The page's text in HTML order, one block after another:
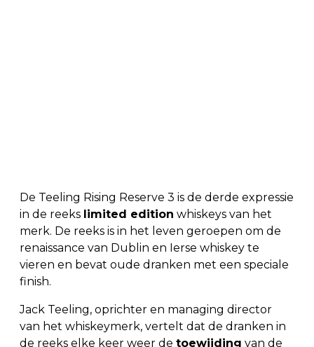
De Teeling Rising Reserve 3 is de derde expressie
in de reeks limited edition whiskeys van het
merk. De reeks is in het leven geroepen om de
renaissance van Dublin en Ierse whiskey te
vieren en bevat oude dranken met een speciale
finish.
Jack Teeling, oprichter en managing director
van het whiskeymerk, vertelt dat de dranken in
de reeks elke keer weer de toewijding van de